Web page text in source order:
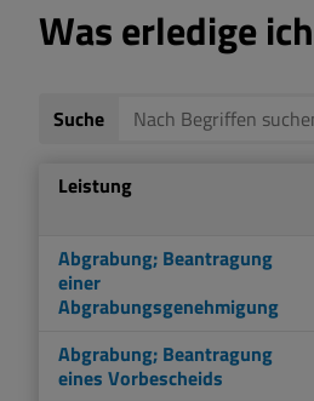
Gemeinde
Was erledige
Suche
Leistung
Abgrabung; Beantragung
einer
Abgrabungsgenehmigung
Abgrabung; Beantragung
eines Vorbescheids